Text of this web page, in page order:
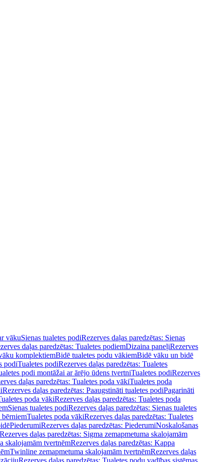
vākuSienas tualetes podiRezerves daļas paredzētas: Sienas
daļas paredzētas: Tualetes podiemDizaina paneļiRezerves
komplektiemBidē tualetes podu vākiemBidē vāku un bidē
podiTualetes podiRezerves daļas paredzētas: Tualetes
podi montāžai ar ārējo ūdens tvertniTualetes podiRezerves
daļas paredzētas: Tualetes poda vākiTualetes poda
Rezerves daļas paredzētas: Paaugstināti tualetes podiPagarināti
poda vākiRezerves daļas paredzētas: Tualetes poda
Sienas tualetes podiRezerves daļas paredzētas: Sienas tualetes
bērniemTualetes poda vākiRezerves daļas paredzētas: Tualetes
PiederumiRezerves daļas paredzētas: PiederumiNoskalošanas
Rezerves daļas paredzētas: Sigma zemapmetuma skalojamām
skalojamām tvertnēmRezerves daļas paredzētas: Kappa
Twinline zemapmetuma skalojamām tvertnēmRezerves daļas
Rezerves daļas paredzētas: Tualetes podu vadības sistēmas